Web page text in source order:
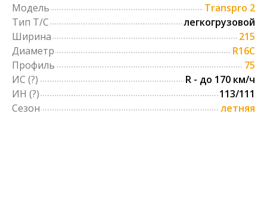
Модель
Transpro 2
Тип Т/С
легкогрузовой
Ширина
215
Диаметр
R16C
Профиль
75
ИС (?)
R - до 170 км/ч
ИН (?)
113/111
Сезон
летняя